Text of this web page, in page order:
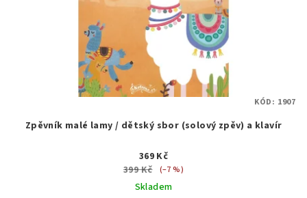
Zpěvník malé lamy / dětský sbor (solový zpěv) a klavír
369 Kč
399 Kč
(–7 %)
Skladem
KÓD: 1907